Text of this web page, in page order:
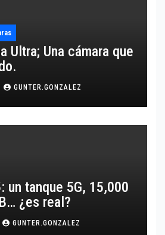
Ultra; Una cámara que
GUNTER.GONZALEZ
un tanque 5G, 15,000
¿es real?
GUNTER.GONZALEZ